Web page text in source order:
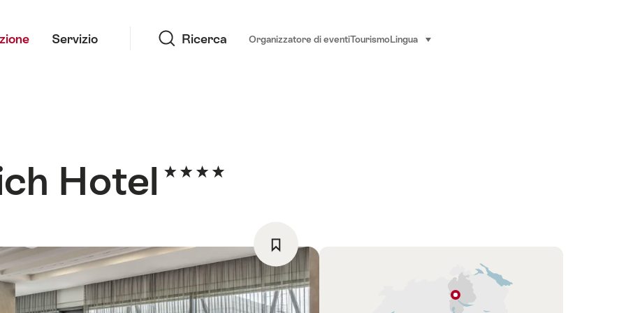
Servizio Ricerca Organizzatore di eventiTourismoLingua seleziona (clicca per visualizzare)
Hotel
Salva
come
Panoramica
Zurigo